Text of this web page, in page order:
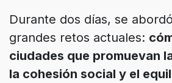
Durante dos días, se
grandes retos actuales:
ciudades que promuevan
la cohesión social y el